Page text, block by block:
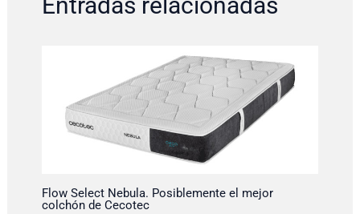
Flow Select Nebula. Posiblemente el mejor
colchón de Cecotec